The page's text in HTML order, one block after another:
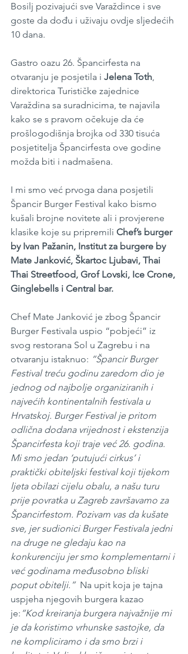
Bosilj pozivajući sve Varaždince i sve
goste da dođu i uživaju ovdje sljedećih
10 dana.
Gastro oazu 26. Špancirfesta na
otvaranju je posjetila i Jelena Toth,
direktorica Turističke zajednice
Varaždina sa suradnicima, te najavila
kako se s pravom očekuje da će
prošlogodišnja brojka od 330 tisuća
posjetitelja Špancirfesta ove godine
možda biti i nadmašena.
I mi smo već prvoga dana posjetili
Špancir Burger Festival kako bismo
kušali brojne novitete ali i provjerene
klasike koje su pripremili Chef’s burger
by Ivan Pažanin, Institut za burgere by
Mate Janković, Škartoc Ljubavi, Thai
Thai Streetfood, Grof Lovski, Ice Crone,
Ginglebells i Central bar.
Chef Mate Janković je zbog Špancir
Burger Festivala uspio “pobjeći” iz
svog restorana Sol u Zagrebu i na
otvaranju istaknuo: “Špancir Burger
Festival treću godinu zaredom dio je
jednog od najbolje organiziranih i
najvećih kontinentalnih festivala u
Hrvatskoj. Burger Festival je pritom
odlična dodana vrijednost i ekstenzija
Špancirfesta koji traje već 26. godina.
Mi smo jedan ‘putujući cirkus’ i
praktički obiteljski festival koji tijekom
ljeta obilazi cijelu obalu, a našu turu
prije povratka u Zagreb završavamo za
Špancirfestom. Pozivam vas da kušate
sve, jer sudionici Burger Festivala jedni
na druge ne gledaju kao na
konkurenciju jer smo komplementarni i
već godinama međusobno bliski
poput obitelji.” Na upit koja je tajna
uspjeha njegovih burgera kazao
je: “Kod kreiranja burgera najvažnije mi
je da koristimo vrhunske sastojke, da
ne kompliciramo i da smo brzi i